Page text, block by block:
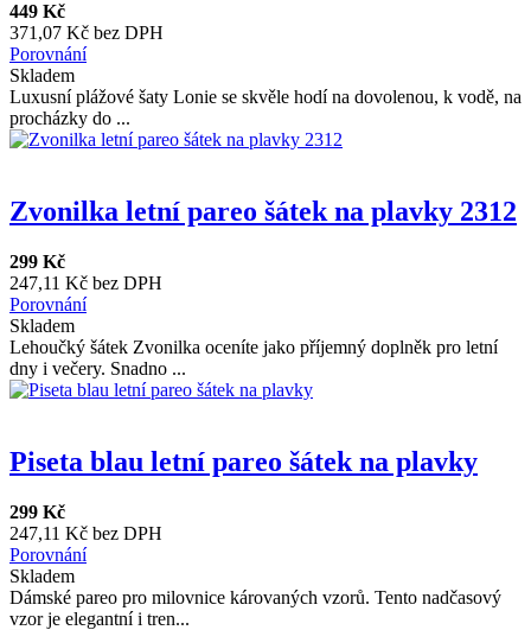
449 Kč
371,07 Kč bez DPH
Porovnání
Skladem
Luxusní plážové šaty Lonie se skvěle hodí na dovolenou, k vodě, na
procházky do ...
Zvonilka letní pareo šátek na plavky 2312
299 Kč
247,11 Kč bez DPH
Porovnání
Skladem
Lehoučký šátek Zvonilka oceníte jako příjemný doplněk pro letní
dny i večery. Snadno ...
Piseta blau letní pareo šátek na plavky
299 Kč
247,11 Kč bez DPH
Porovnání
Skladem
Dámské pareo pro milovnice károvaných vzorů. Tento nadčasový
vzor je elegantní i tren...